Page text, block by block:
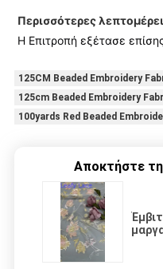
Περισσότερες
Η Επιτροπή εξέτασε
125CM Beaded Embroidery
125cm Beaded Embroidery
100yards Red Beaded
Αποκτήστε